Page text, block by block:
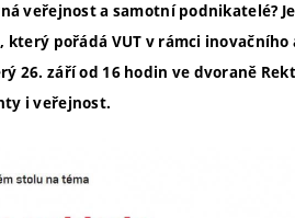
veřejnost a samotní podnikatelé?
pořádá VUT v rámci inovačního
26. září od 16 hodin ve dvoraně
i veřejnost.